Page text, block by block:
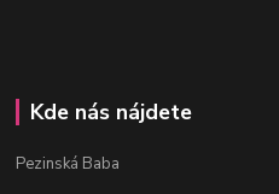
Kde nás nájdete
Pezinská Baba